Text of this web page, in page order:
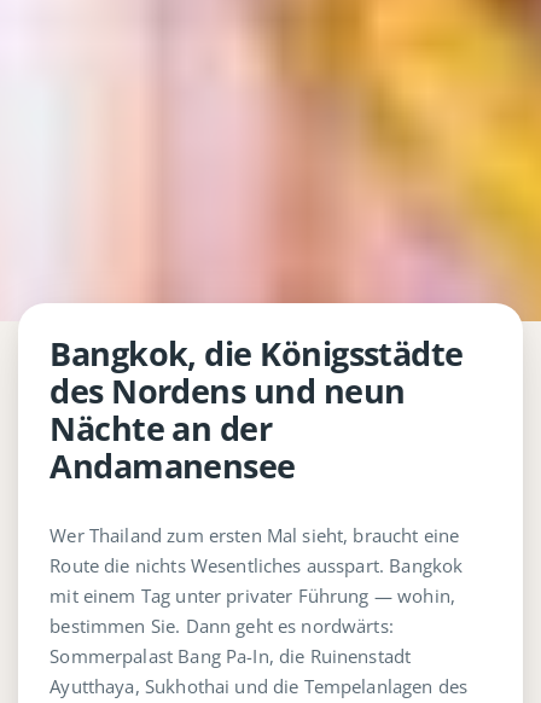
Bangkok, die Königsstädte
des Nordens und neun
Nächte an der
Andamanensee
Wer Thailand zum ersten Mal sieht, braucht eine
Route die nichts Wesentliches ausspart. Bangkok
mit einem Tag unter privater Führung — wohin,
bestimmen Sie. Dann geht es nordwärts:
Sommerpalast Bang Pa-In, die Ruinenstadt
Ayutthaya, Sukhothai und die Tempelanlagen des